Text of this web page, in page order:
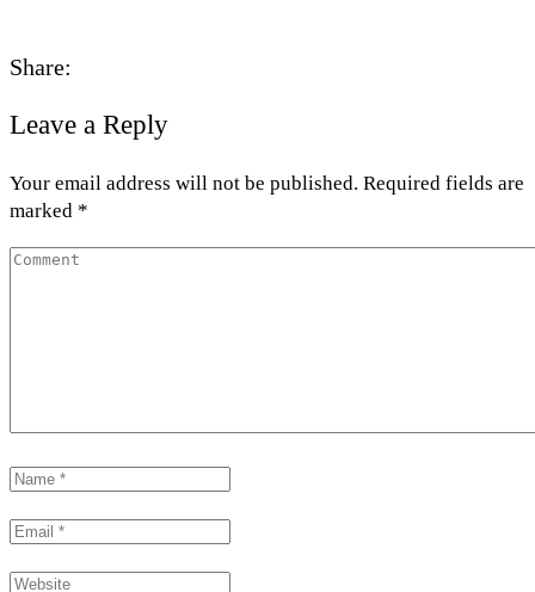
Share:
Leave a Reply
Your email address will not be published. Required fields are
marked *